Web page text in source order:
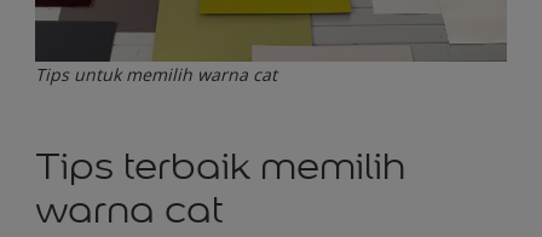
Tips untuk memilih warna cat
Tips terbaik memilih
warna cat